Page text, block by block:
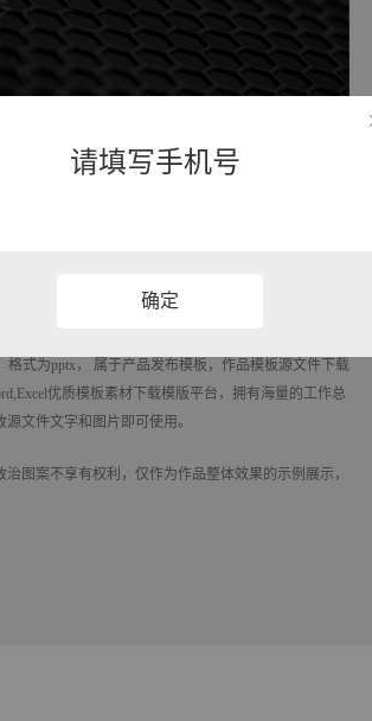
格式为pptx， 属于产品发布模板，作品模板源文件下载
优质模板素材下载模版平台，拥有海量的工作总
文件文字和图片即可使用。
图案不享有权利，仅作为作品整体效果的示例展示，
请填写手机号
确定